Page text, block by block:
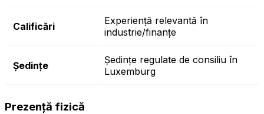
Calificări
Experiență relevantă în
industrie/finanțe
Ședințe
Ședințe regulate de consiliu în
Luxemburg
Prezență fizică